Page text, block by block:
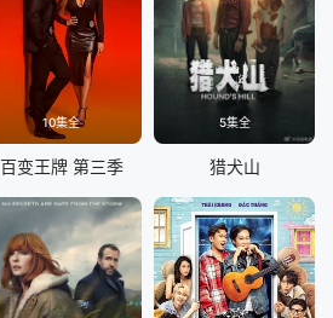
10集全
百变王牌 第三季
5集全
猎犬山